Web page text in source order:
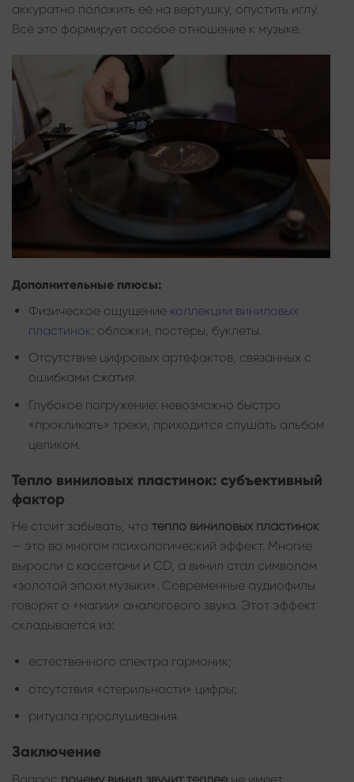
аккуратно положить её на вертушку, опустить иглу.
Всё это формирует особое отношение к музыке.
Дополнительные плюсы:
Физическое ощущение коллекции виниловых
пластинок: обложки, постеры, буклеты.
Отсутствие цифровых артефактов, связанных с
ошибками сжатия.
Глубокое погружение: невозможно быстро
«прокликать» треки, приходится слушать альбом
целиком.
Тепло виниловых пластинок: субъективный
фактор
Не стоит забывать, что тепло виниловых пластинок
— это во многом психологический эффект. Многие
выросли с кассетами и CD, а винил стал символом
«золотой эпохи музыки». Современные аудиофилы
говорят о «магии» аналогового звука. Этот эффект
складывается из:
естественного спектра гармоник;
отсутствия «стерильности» цифры;
ритуала прослушивания.
Заключение